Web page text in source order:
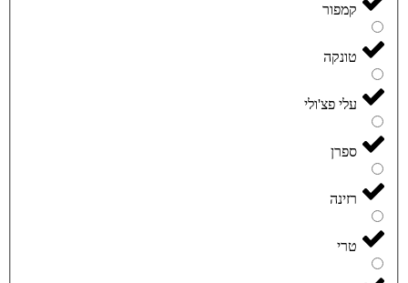
קמפור
טונקה
עלי פצ'ולי
ספרן
רזינה
טרי